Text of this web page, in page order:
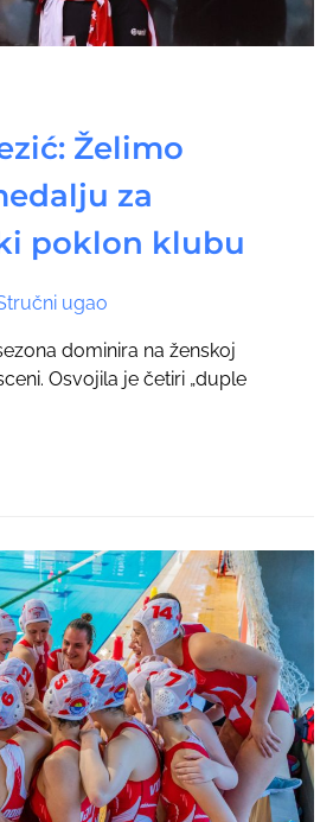
Želimo
za
poklon klubu
ugao
dominira na ženskoj
Osvojila je četiri „duple